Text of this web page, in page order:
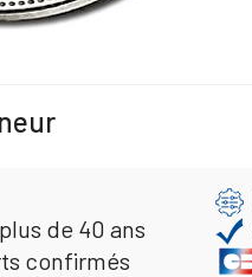
de 40 ans
confirmés